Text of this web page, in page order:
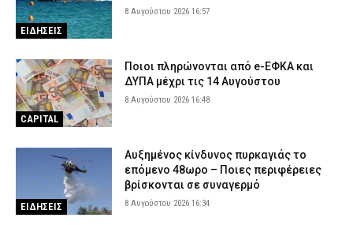
ΕΙΔΗΣΕΙΣ
8 Αυγούστου 2026 16:57
CAPITAL
Ποιοι πληρώνονται από e-ΕΦΚΑ και
ΔΥΠΑ μέχρι τις 14 Αυγούστου
8 Αυγούστου 2026 16:48
ΕΙΔΗΣΕΙΣ
Αυξημένος κίνδυνος πυρκαγιάς το
επόμενο 48ωρο – Ποιες περιφέρειες
βρίσκονται σε συναγερμό
8 Αυγούστου 2026 16:34